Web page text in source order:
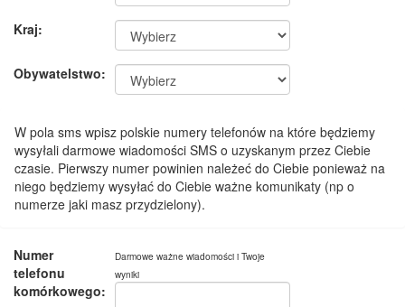
Kraj:
Obywatelstwo:
W pola sms wpisz polskie numery telefonów na które będziemy
wysyłali darmowe wiadomości SMS o uzyskanym przez Ciebie
czasie. Pierwszy numer powinien należeć do Ciebie ponieważ na
niego będziemy wysyłać do Ciebie ważne komunikaty (np o
numerze jaki masz przydzielony).
Numer
telefonu
komórkowego:
Darmowe ważne wiadomości i Twoje
wyniki